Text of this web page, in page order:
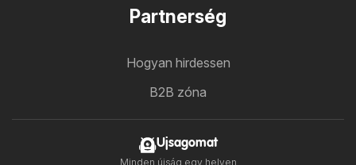
Partnerség
Hogyan hirdessen
B2B zóna
Ujsagomat
Minden újság egy helyen